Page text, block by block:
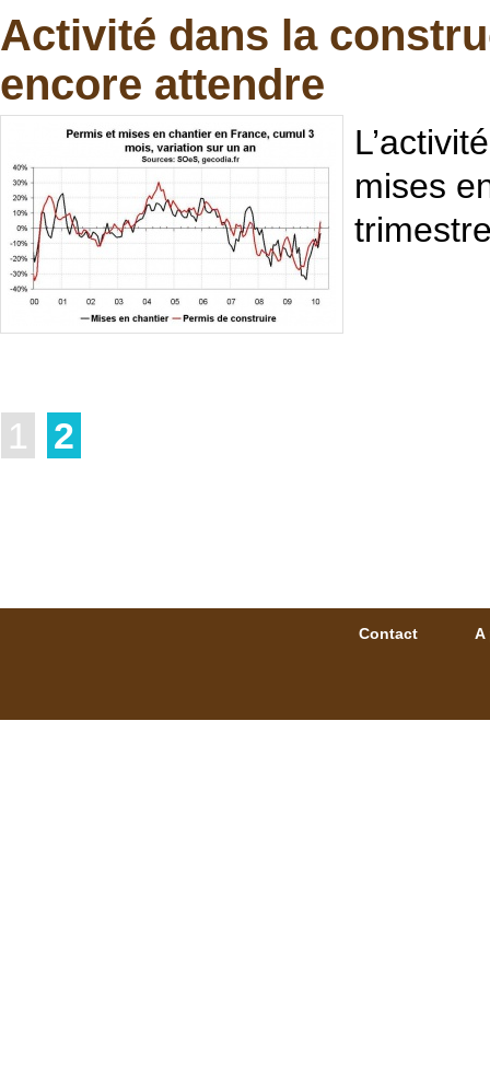
Activité dans la
encore attendre
mises
1 2
Contact A